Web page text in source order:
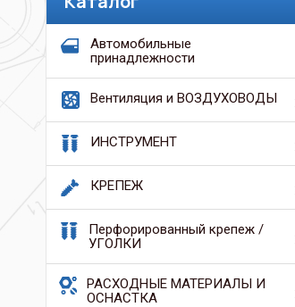
Автомобильные
принадлежности
Вентиляция и ВОЗДУХОВОДЫ
ИНСТРУМЕНТ
КРЕПЕЖ
Перфорированный крепеж /
УГОЛКИ
РАСХОДНЫЕ МАТЕРИАЛЫ И
ОСНАСТКА